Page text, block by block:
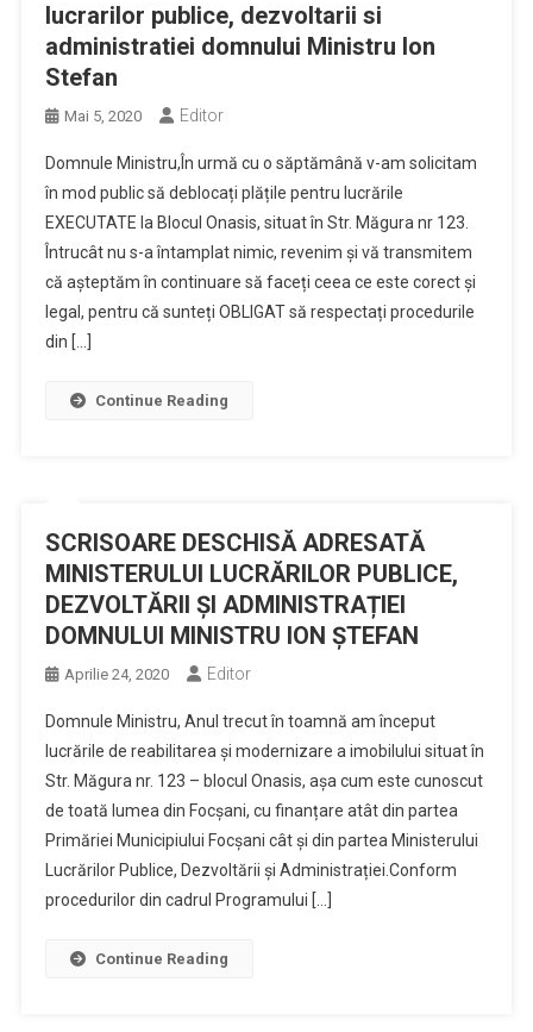
lucrarilor publice, dezvoltarii si
administratiei domnului Ministru Ion
Stefan
Mai 5, 2020 Editor
Domnule Ministru,În urmă cu o săptămână v-am solicitam
în mod public să deblocați plățile pentru lucrările
EXECUTATE la Blocul Onasis, situat în Str. Măgura nr 123.
Întrucât nu s-a întamplat nimic, revenim și vă transmitem
că așteptăm în continuare să faceți ceea ce este corect și
legal, pentru că sunteți OBLIGAT să respectați procedurile
din […]
Continue Reading
SCRISOARE DESCHISĂ ADRESATĂ
MINISTERULUI LUCRĂRILOR PUBLICE,
DEZVOLTĂRII ȘI ADMINISTRAȚIEI
DOMNULUI MINISTRU ION ȘTEFAN
Aprilie 24, 2020 Editor
Domnule Ministru, Anul trecut în toamnă am început
lucrările de reabilitarea și modernizare a imobilului situat în
Str. Măgura nr. 123 – blocul Onasis, așa cum este cunoscut
de toată lumea din Focșani, cu finanțare atât din partea
Primăriei Municipiului Focșani cât și din partea Ministerului
Lucrărilor Publice, Dezvoltării și Administrației.Conform
procedurilor din cadrul Programului […]
Continue Reading